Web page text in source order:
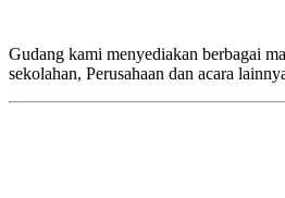
Gudang kami menyediakan berbagai
sekolahan, Perusahaan dan acara